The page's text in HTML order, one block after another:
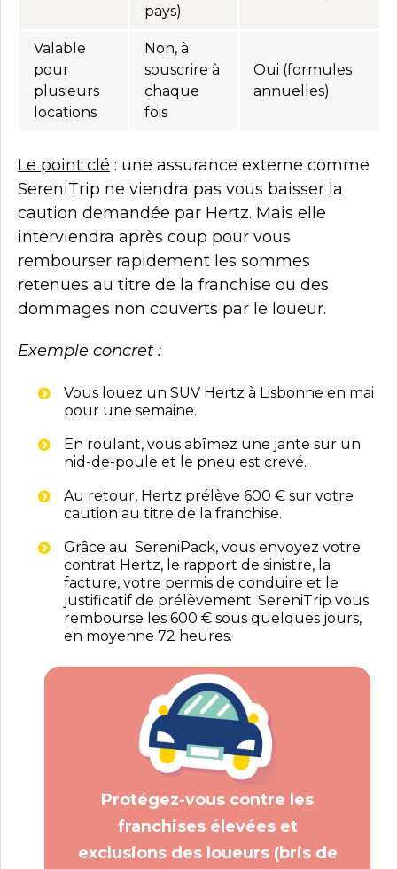
pays)
Valable
pour
plusieurs
locations
Non, à
souscrire à
chaque
fois
Oui (formules
annuelles)
Le point clé : une assurance externe comme
SereniTrip ne viendra pas vous baisser la
caution demandée par Hertz. Mais elle
interviendra après coup pour vous
rembourser rapidement les sommes
retenues au titre de la franchise ou des
dommages non couverts par le loueur.
Exemple concret :
Vous louez un SUV Hertz à Lisbonne en mai
pour une semaine.
En roulant, vous abîmez une jante sur un
nid-de-poule et le pneu est crevé.
Au retour, Hertz prélève 600 € sur votre
caution au titre de la franchise.
Grâce au SereniPack, vous envoyez votre
contrat Hertz, le rapport de sinistre, la
facture, votre permis de conduire et le
justificatif de prélèvement. SereniTrip vous
rembourse les 600 € sous quelques jours,
en moyenne 72 heures.
Protégez-vous contre les
franchises élevées et
exclusions des loueurs (bris de